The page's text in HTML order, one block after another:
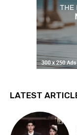
LATEST